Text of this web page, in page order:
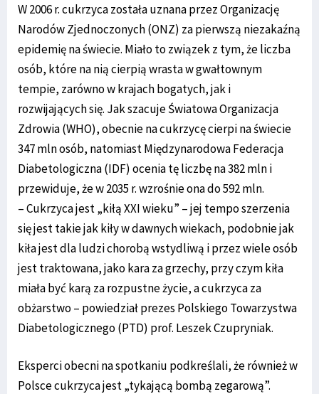
W 2006 r. cukrzyca została uznana przez Organizację
Narodów Zjednoczonych (ONZ) za pierwszą niezakaźną
epidemię na świecie. Miało to związek z tym, że liczba
osób, które na nią cierpią wrasta w gwałtownym
tempie, zarówno w krajach bogatych, jak i
rozwijających się. Jak szacuje Światowa Organizacja
Zdrowia (WHO), obecnie na cukrzycę cierpi na świecie
347 mln osób, natomiast Międzynarodowa Federacja
Diabetologiczna (IDF) ocenia tę liczbę na 382 mln i
przewiduje, że w 2035 r. wzrośnie ona do 592 mln.
– Cukrzyca jest „kiłą XXI wieku” – jej tempo szerzenia
się jest takie jak kiły w dawnych wiekach, podobnie jak
kiła jest dla ludzi chorobą wstydliwą i przez wiele osób
jest traktowana, jako kara za grzechy, przy czym kiła
miała być karą za rozpustne życie, a cukrzyca za
obżarstwo – powiedział prezes Polskiego Towarzystwa
Diabetologicznego (PTD) prof. Leszek Czupryniak.
Eksperci obecni na spotkaniu podkreślali, że również w
Polsce cukrzyca jest „tykającą bombą zegarową”.